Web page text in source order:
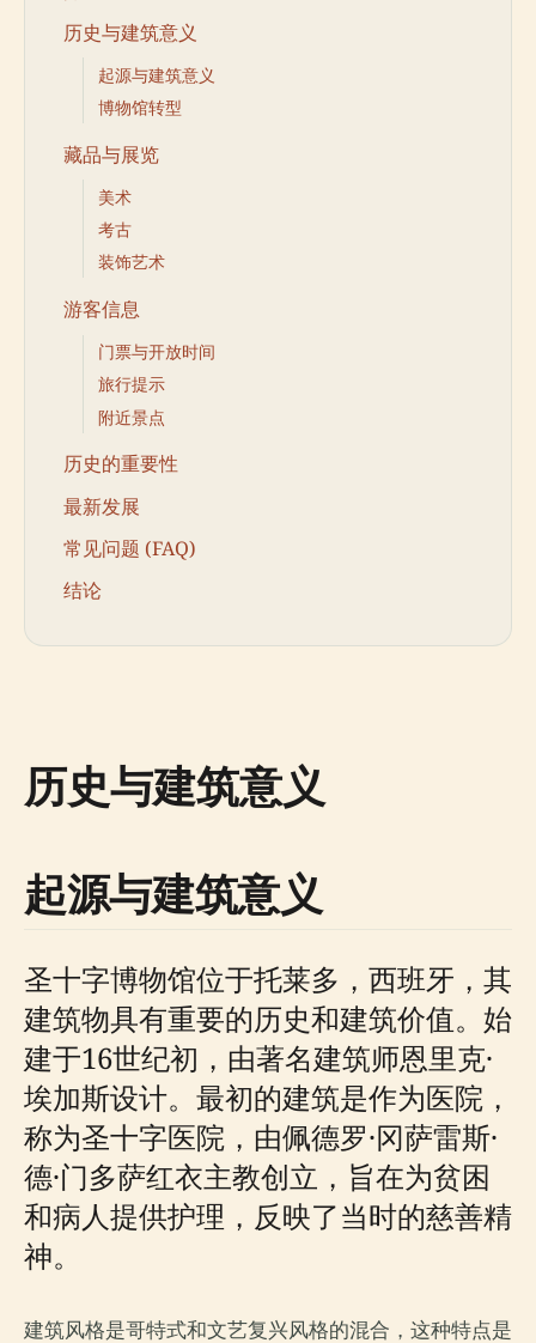
历史与建筑意义
起源与建筑意义
博物馆转型
藏品与展览
美术
考古
装饰艺术
游客信息
门票与开放时间
旅行提示
附近景点
历史的重要性
最新发展
常见问题 (FAQ)
结论
历史与建筑意义
起源与建筑意义
圣十字博物馆位于托莱多，西班牙，其
建筑物具有重要的历史和建筑价值。始
建于16世纪初，由著名建筑师恩里克·
埃加斯设计。最初的建筑是作为医院，
称为圣十字医院，由佩德罗·冈萨雷斯·
德·门多萨红衣主教创立，旨在为贫困
和病人提供护理，反映了当时的慈善精
神。
建筑风格是哥特式和文艺复兴风格的混合，这种特点是